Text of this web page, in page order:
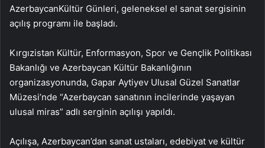
AzerbaycanKültür Günleri, geleneksel el sanat sergisinin
açılış programı ile başladı.
Kırgızistan Kültür, Enformasyon, Spor ve Gençlik Politikası
Bakanlığı ve Azerbaycan Kültür Bakanlığının
organizasyonunda, Gapar Aytiyev Ulusal Güzel Sanatlar
Müzesi’nde “Azerbaycan sanatının incilerinde yaşayan
ulusal miras” adlı serginin açılışı yapıldı.
Açılışa, Azerbaycan’dan sanat ustaları, edebiyat ve kültür